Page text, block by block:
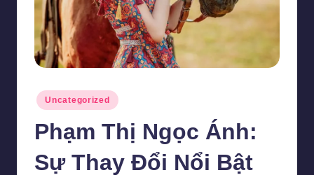
PostedUncategorized
Phạm Thị Ngọc Ánh:
Sự Thay Đổi Nổi Bật